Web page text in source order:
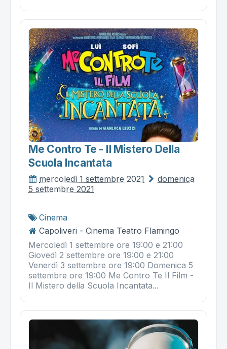
Me Contro Te - Il Mistero Della
Scuola Incantata
mercoledì 1 settembre 2021
domenica
5 settembre 2021
Cinema
Capoliveri - Cinema Teatro Flamingo
Mercoledì 1 settembre ore 19:00 e 21:00
Giovedì 2 settembre ore 19:00 e 21:00
Venerdì 3 settembre ore 19:00 Domenica 5
settembre ore 19:00 Me Contro Te Il Film -
Il Mistero della Scuola Incantata...